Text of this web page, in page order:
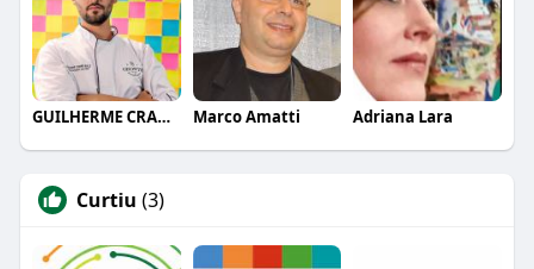
GUILHERME CRAMER BALLE Marco Amatti Adriana Lara
Curtiu (3)